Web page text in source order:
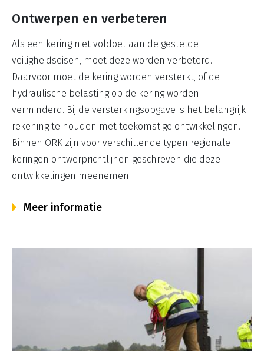
Ontwerpen en verbeteren
Als een kering niet voldoet aan de gestelde
veiligheidseisen, moet deze worden verbeterd.
Daarvoor moet de kering worden versterkt, of de
hydraulische belasting op de kering worden
verminderd. Bij de versterkingsopgave is het belangrijk
rekening te houden met toekomstige ontwikkelingen.
Binnen ORK zijn voor verschillende typen regionale
keringen ontwerprichtlijnen geschreven die deze
ontwikkelingen meenemen.
Meer informatie